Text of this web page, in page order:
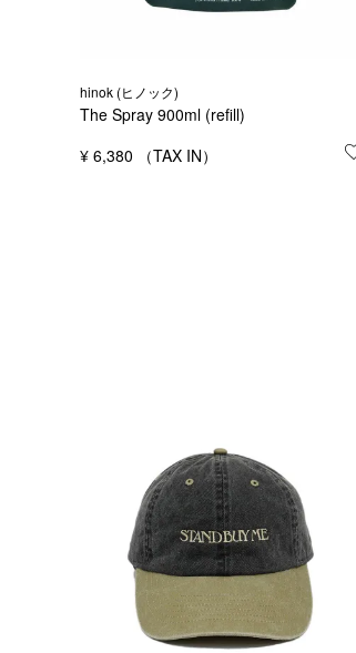
hinok (ヒノック)
The Spray 900ml (refill)
¥ 6,380